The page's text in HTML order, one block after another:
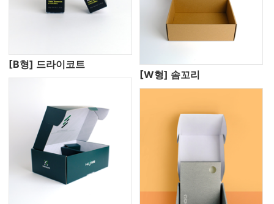
[B형] 드라이코트
[W형] 솜꼬리